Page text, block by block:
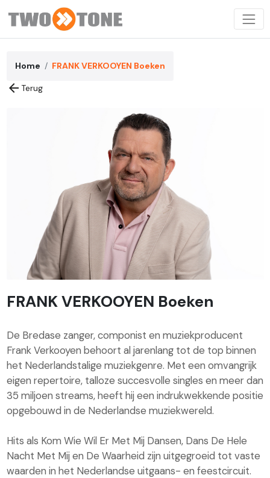
Home FRANK VERKOOYEN Boeken
arrow_back Terug
FRANK VERKOOYEN Boeken
De Bredase zanger, componist en muziekproducent
Frank Verkooyen behoort al jarenlang tot de top binnen
het Nederlandstalige muziekgenre. Met een omvangrijk
eigen repertoire, talloze succesvolle singles en meer dan
35 miljoen streams, heeft hij een indrukwekkende positie
opgebouwd in de Nederlandse muziekwereld.
Hits als Kom Wie Wil Er Met Mij Dansen, Dans De Hele
Nacht Met Mij en De Waarheid zijn uitgegroeid tot vaste
waarden in het Nederlandse uitgaans- en feestcircuit.